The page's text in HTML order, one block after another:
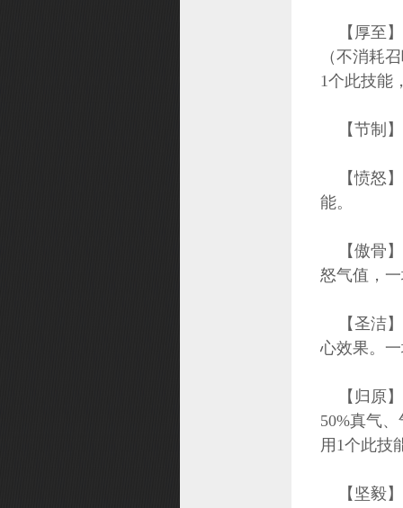
【厚至】
（不消耗
1个此技能
【节制】
【愤怒】
能。
【傲骨】
怒气值，
【圣洁】
心效果。
【归原】
50%真气
用1个此技
【坚毅】